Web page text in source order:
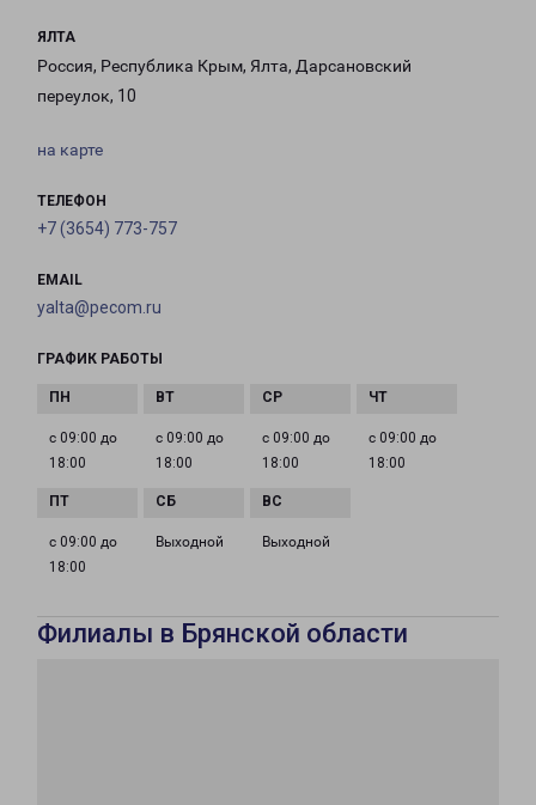
ЯЛТА
Россия, Республика Крым, Ялта, Дарсановский
переулок, 10
на карте
ТЕЛЕФОН
+7 (3654) 773-757
EMAIL
yalta@pecom.ru
ГРАФИК РАБОТЫ
с 09:00 до
18:00
с 09:00 до
18:00
с 09:00 до
18:00
с 09:00 до
18:00
с 09:00 до
18:00
Выходной Выходной
Филиалы в Брянской области